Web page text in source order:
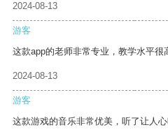
2024-08-13
游客
这款app的老师非常专业，教学水平很
2024-08-13
游客
这款游戏的音乐非常优美，听了让人心